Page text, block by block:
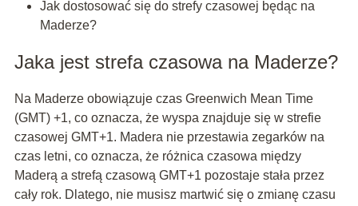
Jak dostosować się do strefy czasowej będąc na
Maderze?
Jaka jest strefa czasowa na Maderze?
Na Maderze obowiązuje czas Greenwich Mean Time
(GMT) +1, co oznacza, że wyspa znajduje się w strefie
czasowej GMT+1. Madera nie przestawia zegarków na
czas letni, co oznacza, że różnica czasowa między
Maderą a strefą czasową GMT+1 pozostaje stała przez
cały rok. Dlatego, nie musisz martwić się o zmianę czasu